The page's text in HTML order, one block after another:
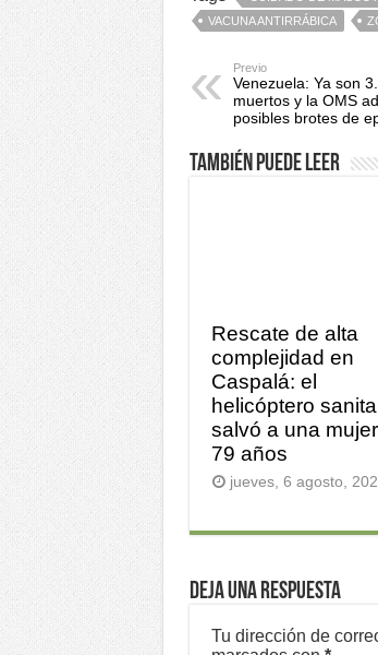
VACUNA ANTIRRÁBICA
Previo
Venezuela: Ya son
muertos y la OMS
posibles brotes de
También puede leer
Rescate de alta
complejidad en
Caspalá: el
helicóptero
salvó a una
79 años
jueves, 6 agosto,
Deja una respuesta
Tu dirección de